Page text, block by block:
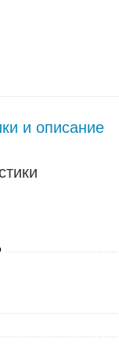
и описание